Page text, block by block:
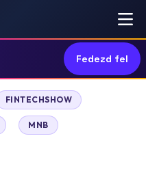
Fedezd fel
FINTECHSHOW
| MNB